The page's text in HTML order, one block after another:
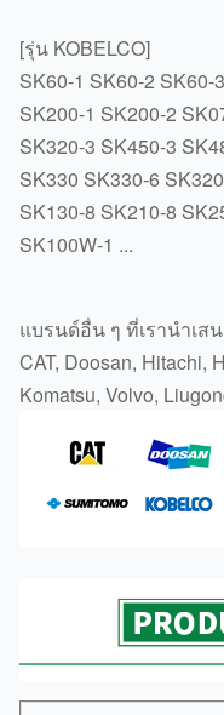
[รุ่น KOBELCO]
SK60-1 SK60-2
SK200-1 SK200-2
SK320-3 SK450-3
SK330 SK330-6
SK130-8 SK210-8
SK100W-1 ...
แบรนด์อื่น ๆ ที่เรานำเส
CAT, Doosan, Hitachi,
Komatsu, Volvo,